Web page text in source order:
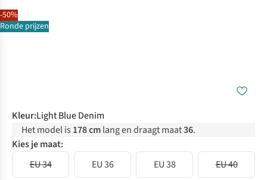
-50%
Ronde prijzen
Kleur:Light Blue Denim
Het model is 178 cmlang en draagt maat36.
Kies je maat:
EU 34
EU 36 EU 38 EU 40